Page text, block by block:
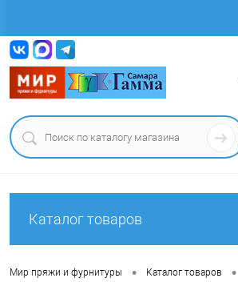
Каталог товаров
Мир пряжи и фурнитуры • Каталог товаров •